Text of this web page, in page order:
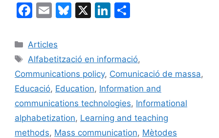
F
c
e
b
o
o
k
E
ai
l
Bl
s
k
y
X
Li
e
dI
n
p
ar
te
ix
Categories
Articles
Etiquetes
Alfabetització en informació,
Communications policy, Comunicació de massa,
Educació, Education, Information and
communications technologies, Informational
alphabetization, Learning and teaching
methods, Mass communication, Mètodes